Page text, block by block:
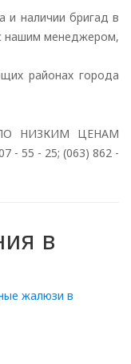
и наличии бригад в
нашим менеджером,
районах города
НИЗКИМ ЦЕНАМ
- 55 - 25; (063) 862 -
в
жалюзи в